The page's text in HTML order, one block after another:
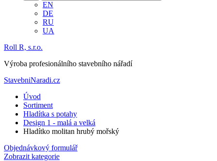
EN
DE
RU
UA
Roll R, s.r.o.
Výroba profesionálního stavebního nářadí
StavebniNaradi.cz
Úvod
Sortiment
Hladítka s potahy
Design 1 - malá a velká
Hladítko molitan hrubý mořský
Objednávkový formulář
Zobrazit kategorie